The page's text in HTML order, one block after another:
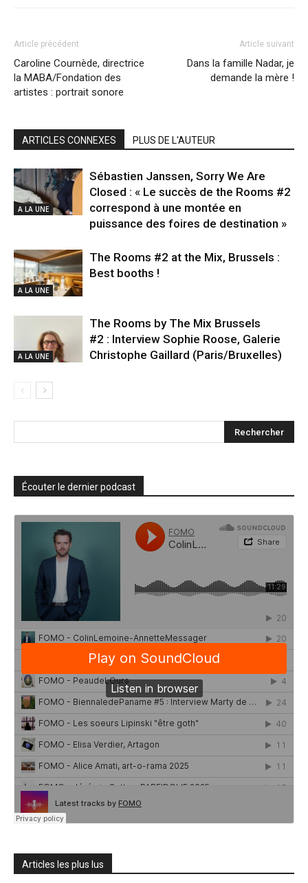
Article précédent
Caroline Cournède, directrice
la MABA/Fondation des
artistes : portrait sonore
Article suivant
Dans la famille Nadar, je
demande la mère !
ARTICLES CONNEXES PLUS DE L'AUTEUR
A LA UNE
Sébastien Janssen, Sorry We Are
Closed : « Le succès de the Rooms #2
correspond à une montée en
puissance des foires de destination »
A LA UNE
The Rooms #2 at the Mix, Brussels :
Best booths !
A LA UNE
The Rooms by The Mix Brussels
#2 : Interview Sophie Roose, Galerie
Christophe Gaillard (Paris/Bruxelles)
Écouter le dernier podcast
Articles les plus lus